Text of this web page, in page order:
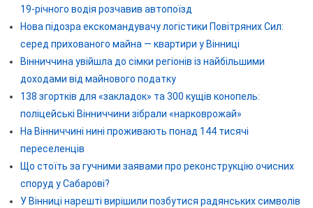
19-річного водія розчавив автопоїзд
Нова підозра екскомандувачу логістики Повітряних Сил:
серед прихованого майна — квартири у Вінниці
Вінниччина увійшла до сімки регіонів із найбільшими
доходами від майнового податку
138 згортків для «закладок» та 300 кущів конопель:
поліцейські Вінниччини зібрали «нарковрожай»
На Вінниччині нині проживають понад 144 тисячі
переселенців
Що стоїть за гучними заявами про реконструкцію очисних
споруд у Сабарові?
У Вінниці нарешті вирішили позбутися радянських символів